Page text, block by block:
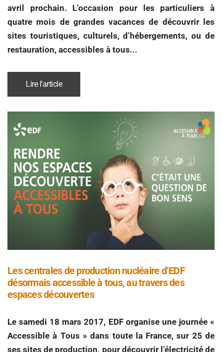
avril prochain. L’occasion pour les particuliers à
quatre mois de grandes vacances de découvrir les
sites touristiques, culturels, d’hébergements, ou de
restauration, accessibles à tous...
Lire l'article
Les centrales de production nucléaire d’EDF
désormais accessible à tous, au travers des
espaces découvertes
Le samedi 18 mars 2017, EDF organise une journée «
Accessible à Tous » dans toute la France, sur 25 de
ses sites de production, pour découvrir l’électricité de